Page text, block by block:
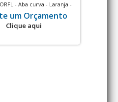
- Aba curva - Laranja -
elétrico - 20 un
um Orçamento
Clique aqui